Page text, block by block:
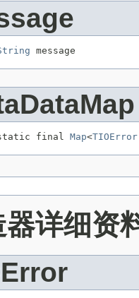
message
final Map<
器详细资